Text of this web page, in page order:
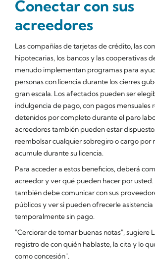
Conectar con sus
acreedores
Las compañías de tarjetas de crédito, las
hipotecarias, los bancos y las cooperativas
menudo implementan programas para
personas con licencia durante los cierres
gran escala. Los afectados pueden ser
indulgencia de pago, con pagos mensuales
detenidos por completo durante el paro
acreedores también pueden estar
reembolsar cualquier sobregiro o cargo por
acumule durante su licencia.
Para acceder a estos beneficios, deberá
acreedor y ver qué pueden hacer por
también debe comunicar con sus
públicos y ver si pueden ofrecerle
temporalmente sin pago.
"Cerciorar de tomar buenas notas", sugiere
registro de con quién hablaste, la cita y lo
como concesión".